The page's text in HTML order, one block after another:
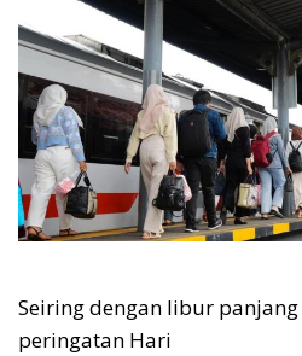
Seiring dengan libur
peringatan Hari